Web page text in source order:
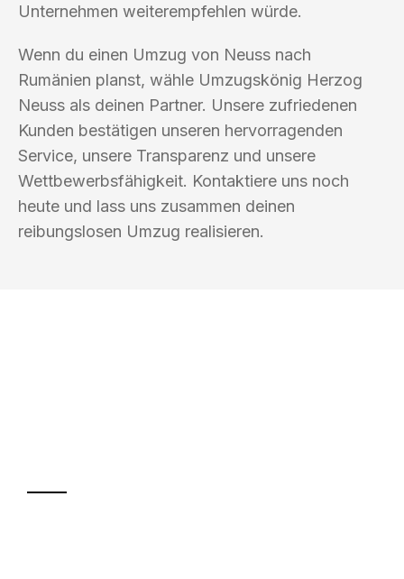
Unternehmen weiterempfehlen würde.
Wenn du einen Umzug von Neuss nach
Rumänien planst, wähle Umzugskönig Herzog
Neuss als deinen Partner. Unsere zufriedenen
Kunden bestätigen unseren hervorragenden
Service, unsere Transparenz und unsere
Wettbewerbsfähigkeit. Kontaktiere uns noch
heute und lass uns zusammen deinen
reibungslosen Umzug realisieren.